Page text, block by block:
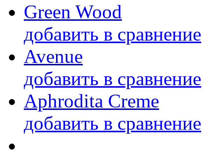
Green Wood
добавить в сравнение
Avenue
добавить в сравнение
Aphrodita Creme
добавить в сравнение